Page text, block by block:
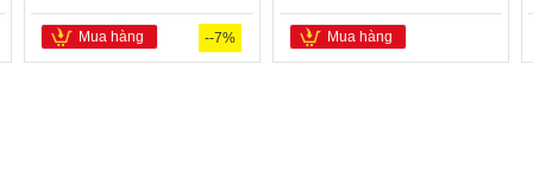
--7%
Mua hàng Mua hàng